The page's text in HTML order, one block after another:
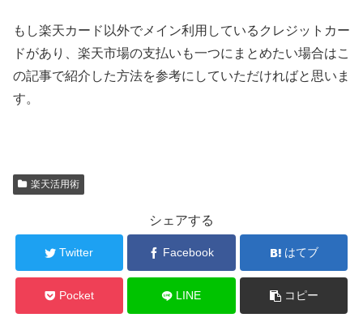
もし楽天カード以外でメイン利用しているクレジットカー
ドがあり、楽天市場の支払いも一つにまとめたい場合はこ
の記事で紹介した方法を参考にしていただければと思いま
す。
楽天活用術
シェアする
Twitter Facebook はてブ
Pocket LINE コピー